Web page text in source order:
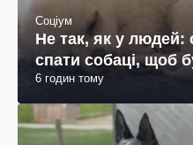
Соціум
Не так, як у людей:
спати собаці, щоб
6 годин тому